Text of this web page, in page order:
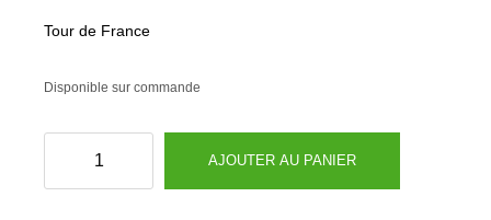
Tour de France
Disponible sur commande
T1354173705100
AJOUTER AU PANIER